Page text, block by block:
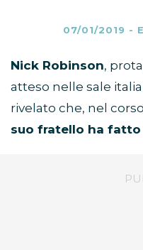
07/01/2019 -
Nick Robinson,
atteso nelle sale
rivelato che, nel
suo fratello ha